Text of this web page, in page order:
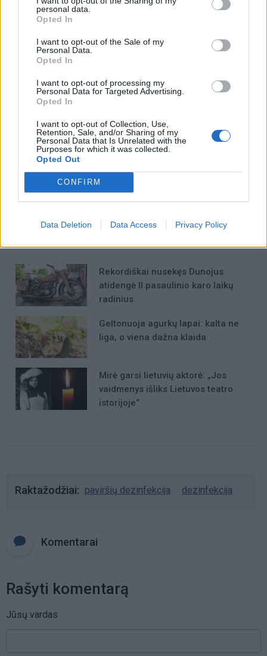
personal data.
Opted In
I want to opt-out of the Sale of my
Personal Data.
Opted In
I want to opt-out of processing my
Personal Data for Targeted Advertising.
Opted In
I want to opt-out of Collection, Use,
Retention, Sale, and/or Sharing of my
Personal Data that Is Unrelated with the
Purposes for which it was collected.
Opted Out
CONFIRM
Data Deletion Data Access Privacy Policy
pakuotės, kurios gali būti rūšiuojamos. Skaitykite
informaciją ant pakuočių.
Į Klaipėdą iš emigracijos
grįžusi Karina Kučinskienė
įvardijo didžiausią savo
Jūros šventę anksčiau
Klemencovas: gal jau
Rekordiškai nusekęs Dunojus
atidengė II pasaulinio karo laikų
radinius
Geltonuoja agurkų lapai: kalta ne
liga, o viena dažna klaida
Mirė garsi lietuvių aktorė: „Jos
vaidmenys išliks Lietuvos teatro
istorijoje“
Raktažodžiai paviršių dezinfekcija dezinfekcija
Komentarai
Rašyti komentarą
Jūsų vardas